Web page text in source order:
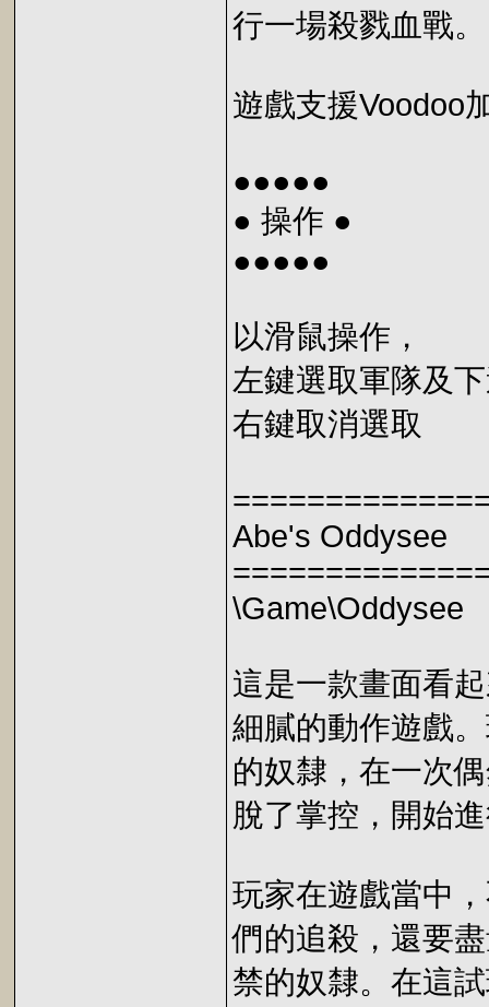
行一場殺戮血戰。
遊戲支援Voodoo
●●●●●
● 操作 ●
●●●●●
以滑鼠操作，
左鍵選取軍隊及
右鍵取消選取
Abe's Oddysee
\Game\Oddysee
這是一款畫面看
細膩的動作遊戲
的奴隸，在一次
脫了掌控，開始
玩家在遊戲當中
們的追殺，還要
禁的奴隸。在這